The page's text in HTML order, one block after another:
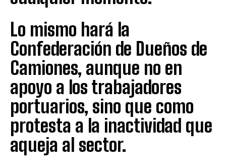
Lo mismo hará la
Confederación de Dueños de
Camiones, aunque no en
apoyo a los trabajadores
portuarios, sino que como
protesta a la inactividad que
aqueja al sector.